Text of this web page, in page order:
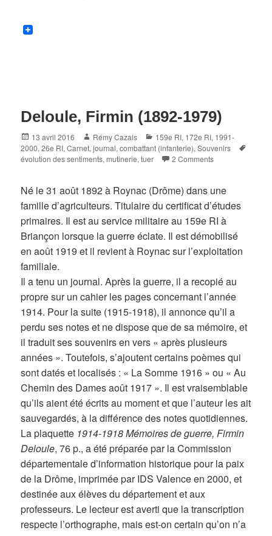
Deloule, Firmin (1892-1979)
Posted
on
13 avril 2016 Author
Rémy Cazals Categories
159e RI, 172e RI, 1991-
2000,26e RI,Carnet, journal,combattant (infanterie),Souvenirs
évolution des sentiments,mutinerie,tuer 2 Comments
Né le 31 août 1892 à Roynac (Drôme) dans une
famille d’agriculteurs. Titulaire du certificat d’études
primaires. Il est au service militaire au 159e RI à
Briançon lorsque la guerre éclate. Il est démobilisé
en août 1919 et il revient à Roynac sur l’exploitation
familiale.
Il a tenu un journal. Après la guerre, il a recopié au
propre sur un cahier les pages concernant l’année
1914. Pour la suite (1915-1918), il annonce qu’il a
perdu ses notes et ne dispose que de sa mémoire, et
il traduit ses souvenirs en vers « après plusieurs
années ». Toutefois, s’ajoutent certains poèmes qui
sont datés et localisés : « La Somme 1916 » ou « Au
Chemin des Dames août 1917 ». Il est vraisemblable
qu’ils aient été écrits au moment et que l’auteur les ait
sauvegardés, à la différence des notes quotidiennes.
La plaquette 1914-1918 Mémoires de guerre, Firmin
Deloule, 76 p., a été préparée par la Commission
départementale d’information historique pour la paix
de la Drôme, imprimée par IDS Valence en 2000, et
destinée aux élèves du département et aux
professeurs. Le lecteur est averti que la transcription
respecte l’orthographe, mais est-on certain qu’on n’a